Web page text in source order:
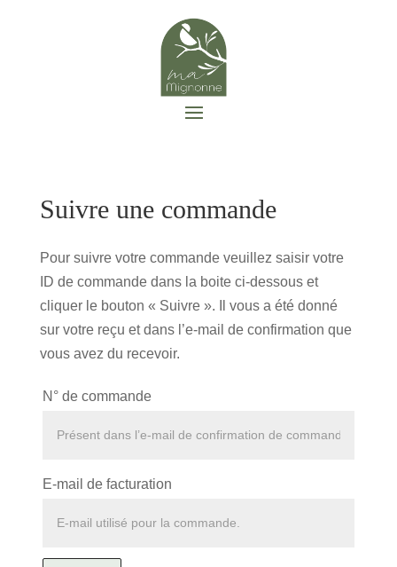
Suivre une commande
Pour suivre votre commande veuillez saisir votre
ID de commande dans la boite ci-dessous et
cliquer le bouton « Suivre ». Il vous a été donné
sur votre reçu et dans l’e-mail de confirmation que
vous avez du recevoir.
N° de commande
E-mail de facturation